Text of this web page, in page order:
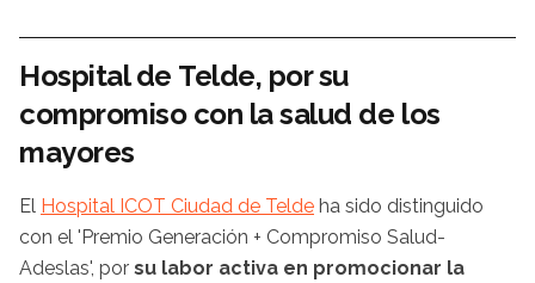
Hospital de Telde, por su
compromiso con la salud de los
mayores
El Hospital ICOT Ciudad de Telde ha sido distinguido
con el 'Premio Generación + Compromiso Salud-
Adeslas', por su labor activa en promocionar la